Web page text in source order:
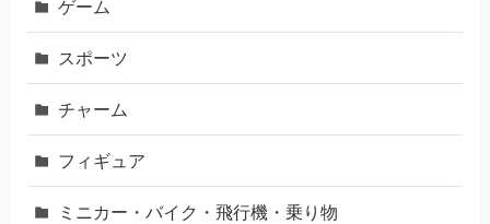
ゲーム
スポーツ
チャーム
フィギュア
ミニカー・バイク・飛行機・乗り物